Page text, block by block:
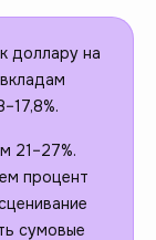
доллару на
21–27%.
процент
сумовые